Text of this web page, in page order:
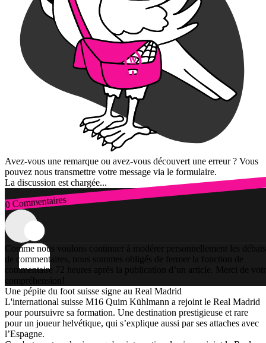
Avez-vous une remarque ou avez-vous découvert une erreur ? Vous
pouvez nous transmettre votre message via le formulaire.
La discussion est chargée...
0 Commentaires
Connexion
Comme nous voulons continuer à modérer personnellement les débats
de commentaires, nous sommes obligés de fermer la fonction de
commentaire 72 heures après la publication d’un article. Merci de
compréhension!
Une pépite du foot suisse signe au Real Madrid
L'international suisse M16 Quim Kühlmann a rejoint le Real Madrid
pour poursuivre sa formation. Une destination prestigieuse et rare
pour un joueur helvétique, qui s’explique aussi par ses attaches avec
l’Espagne.